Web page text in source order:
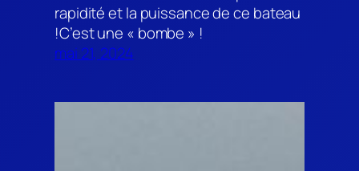
rapidité et la puissance de ce bateau
!C’est une « bombe » !
mai 21, 2024